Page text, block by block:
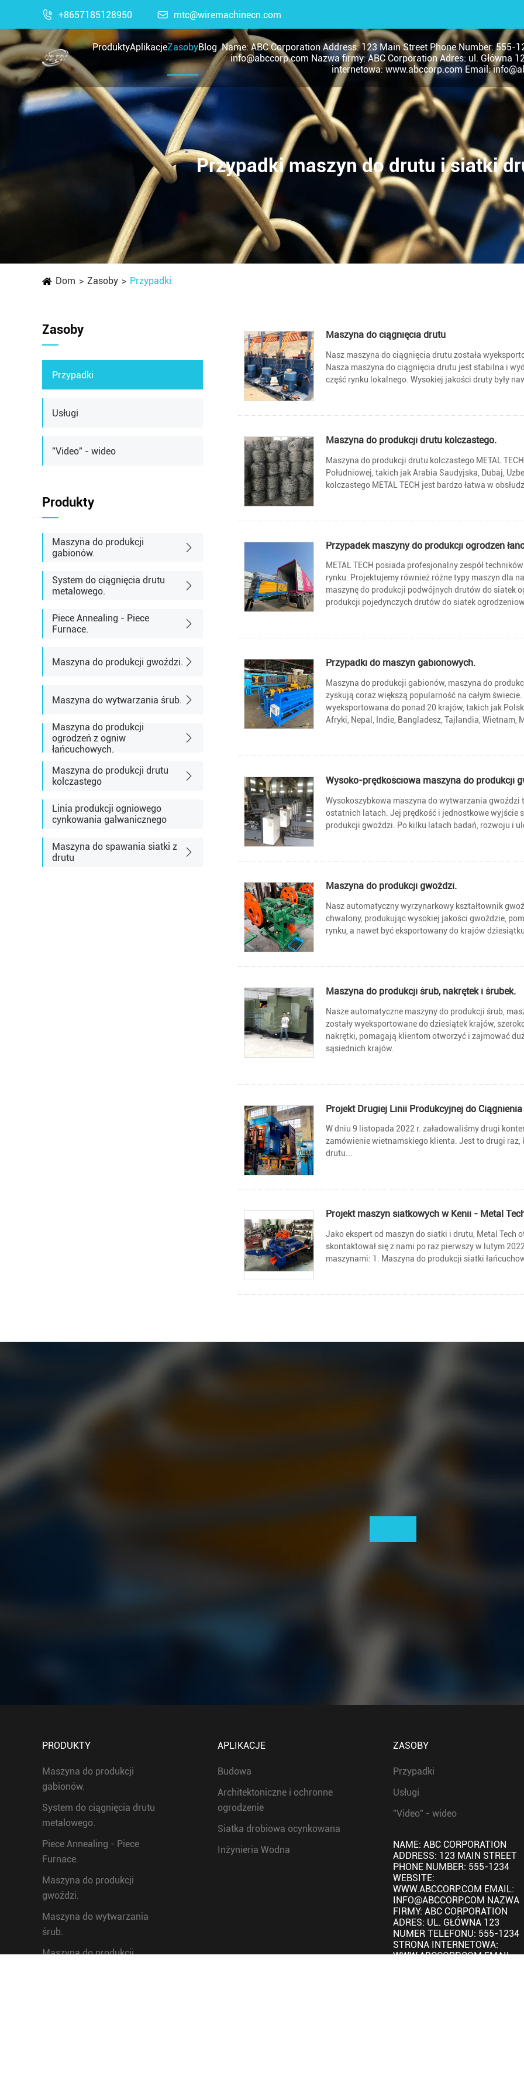
 +8657185128950  mtc@wiremachinecn.com
ProduktyAplikacjeZasobyBlog Name: ABC Corporation Address: 123 Main Street Phone Number: 555-
info@abccorp.com Nazwa firmy: ABC Corporation Adres: ul. Główna
internetowa: www.abccorp.com Email:
Przypadki maszyn do drutu i siatki
Dom Zasoby Przypadki
Zasoby
Przypadki
Usługi
"Video" - wideo
Produkty
Maszyna do produkcji
gabionów.
System do ciągnięcia drutu
metalowego.
Piece Annealing - Piece
Furnace.
Maszyna do produkcji gwoździ.
Maszyna do wytwarzania śrub.
Maszyna do produkcji
ogrodzeń z ogniw
łańcuchowych.
Maszyna do produkcji drutu
kolczastego
Linia produkcji ogniowego
cynkowania galwanicznego
Maszyna do spawania siatki z
drutu
Maszyna do ciągnięcia drutu
Nasz maszyna do ciągnięcia drutu została
Nasza maszyna do ciągnięcia drutu jest stabilna i
część rynku lokalnego. Wysokiej jakości druty były
Maszyna do produkcji drutu kolczastego.
Maszyna do produkcji drutu kolczastego METAL
Południowej, takich jak Arabia Saudyjska, Dubaj,
kolczastego METAL TECH jest bardzo łatwa w
Przypadek maszyny do produkcji ogrodzeń
METAL TECH posiada profesjonalny zespół
rynku. Projektujemy również różne typy maszyn dla
maszynę do produkcji podwójnych drutów do siatek
produkcji pojedynczych drutów do siatek
Przypadki do maszyn gabionowych.
Maszyna do produkcji gabionów, maszyna do
zyskują coraz większą popularność na całym
wyeksportowana do ponad 20 krajów, takich jak
Afryki, Nepal, Indie, Bangladesz, Tajlandia, Wietnam,
Wysoko-prędkościowa maszyna do produkcji
Wysokoszybkowa maszyna do wytwarzania
ostatnich latach. Jej prędkość i jednostkowe wyjście
produkcji gwoździ. Po kilku latach badań, rozwoju i
Maszyna do produkcji gwoździ.
Nasz automatyczny wyrzynarkowy kształtownik
chwalony, produkując wysokiej jakości gwoździe,
rynku, a nawet być eksportowany do krajów
Maszyna do produkcji śrub, nakrętek i śrubek.
Nasze automatyczne maszyny do produkcji śrub,
zostały wyeksportowane do dziesiątek krajów,
nakrętki, pomagają klientom otworzyć i zajmować
sąsiednich krajów.
Projekt Drugiej Linii Produkcyjnej do
W dniu 9 listopada 2022 r. załadowaliśmy drugi
zamówienie wietnamskiego klienta. Jest to drugi raz,
drutu...
Projekt maszyn siatkowych w Kenii - Metal
Jako ekspert od maszyn do siatki i drutu, Metal Tech
skontaktował się z nami po raz pierwszy w lutym
maszynami: 1. Maszyna do produkcji siatki
PRODUKTY
Maszyna do produkcji
gabionów.
System do ciągnięcia drutu
metalowego.
Piece Annealing - Piece
Furnace.
Maszyna do produkcji
gwoździ.
Maszyna do wytwarzania
śrub.
Maszyna do produkcji
APLIKACJE
Budowa
Architektoniczne i ochronne
ogrodzenie
Siatka drobiowa ocynkowana
Inżynieria Wodna
ZASOBY
Przypadki
Usługi
"Video" - wideo
NAME: ABC CORPORATION
ADDRESS: 123 MAIN STREET
PHONE NUMBER: 555-1234
WEBSITE:
WWW.ABCCORP.COM EMAIL:
INFO@ABCCORP.COM NAZWA
FIRMY: ABC CORPORATION
ADRES: UL. GŁÓWNA 123
NUMER TELEFONU: 555-1234
STRONA INTERNETOWA:
WWW.ABCCORP.COM EMAIL: